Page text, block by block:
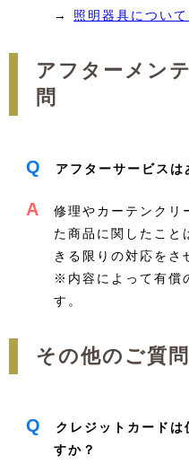
→ 照明器具につい
アフターメン
問
Q アフターサービスは
A
修理やカーテンクリ
た商品に関したこと
きる限りの対応をさ
※内容によって有償
す。
その他のご質
Q
クレジットカードは
すか？